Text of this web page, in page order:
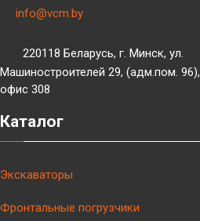
info@vcm.by
220118 Беларусь, г. Минск, ул.
Машиностроителей 29, (адм.пом. 96),
офис 308
Каталог
Экскаваторы
Фронтальные погрузчики